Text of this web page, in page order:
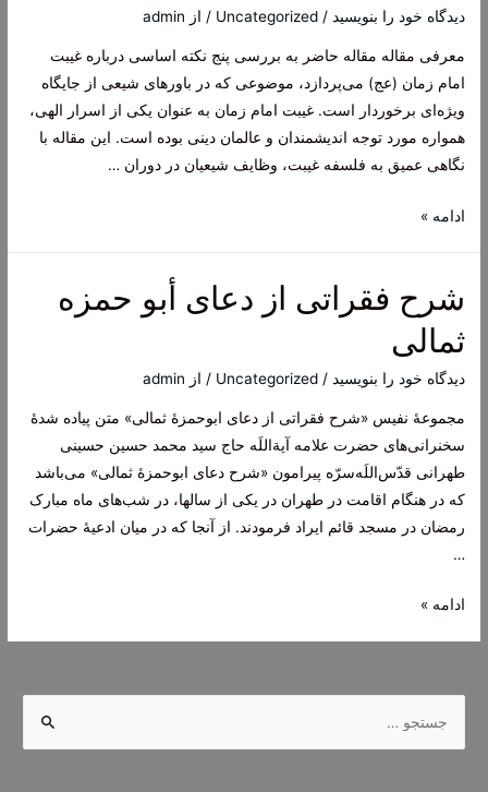
زمان
السلام
دیدگاه‌ خود را بنویسید /
Uncategorized / از admin
معرفی مقاله مقاله حاضر به بررسی پنج نکته اساسی درباره غیبت
امام زمان (عج) می‌پردازد، موضوعی که در باورهای شیعی از جایگاه
ویژه‌ای برخوردار است. غیبت امام زمان به عنوان یکی از اسرار الهی،
همواره مورد توجه اندیشمندان و عالمان دینی بوده است. این مقاله با
نگاهی عمیق به فلسفه غیبت، وظایف شیعیان در دوران …
5
درباره
غیبت
امام
زمان
السلام
ادامه »
شرح فقراتی از دعای أبو حمزه
ثمالی
دیدگاه‌ خود را بنویسید /
Uncategorized / از admin
مجموعۀ نفیس «شرح فقراتی از دعای ابوحمزۀ ثمالی» متن پیاده شدۀ
سخنرانی‌های حضرت علامه آیة‌اللَه حاج سید محمد حسین حسینی
طهرانی قدّس‌اللَه‌سرّه پیرامون «شرح دعای ابوحمزۀ ثمالی» می‌باشد
که در هنگام اقامت در طهران در یکی از سالها، در شب‌های ماه مبارک
رمضان در مسجد قائم ایراد فرمودند. از آنجا که در میان ادعیۀ حضرات
…
شرح
ادامه »